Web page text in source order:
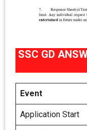
SSC GD
Event
Application Start